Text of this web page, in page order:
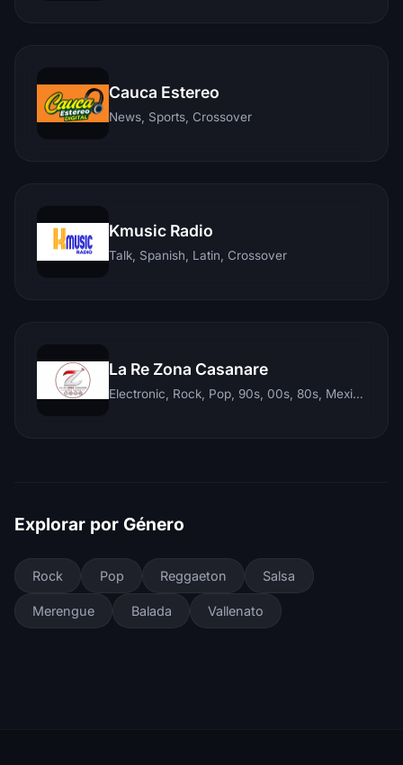
Cauca Estereo
News, Sports, Crossover
Kmusic Radio
Talk, Spanish, Latin, Crossover
La Re Zona Casanare
Electronic, Rock, Pop, 90s, 00s, 80s, Mexican, Ranchera, Reggaeton, Instrumental, Salsa, Merengue, Tropical, Romantic, Vallenato, Llanera
Explorar por Género
Rock Pop Reggaeton Salsa
Merengue Balada Vallenato